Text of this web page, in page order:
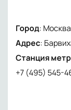
Город: Москва
Адрес:
Станция
+7 (495) 545-